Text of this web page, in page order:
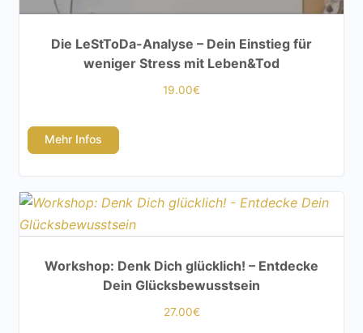
Die LeStToDa-Analyse – Dein Einstieg für
weniger Stress mit Leben&Tod
19.00€
Mehr Infos
Workshop: Denk Dich glücklich! – Entdecke
Dein Glücksbewusstsein
27.00€